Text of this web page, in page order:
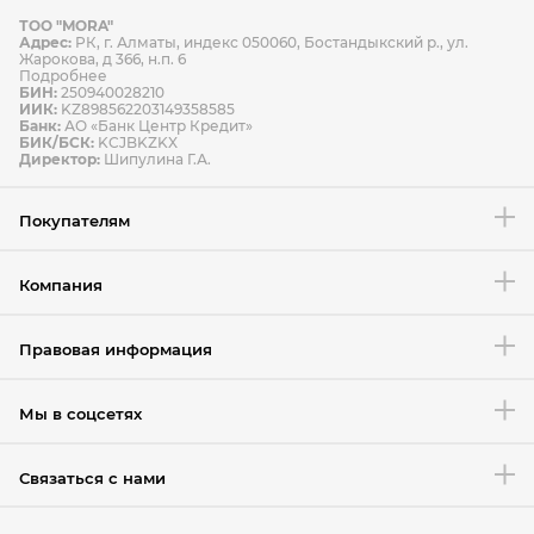
Способы оплаты Способы доставки
Условия возврата товара
ТОО "MORA"
Адрес: РК, г. Алматы, индекс 050060, Бостандыкский р., ул.
Жарокова, д 366, н.п. 6
Подробнее
БИН: 250940028210
ИИК: KZ898562203149358585
Банк: АО «Банк Центр Кредит»
БИК/БСК: KCJBKZKX
Директор: Шипулина Г.А.
Покупателям
Компания
Правовая информация
Мы в соцсетях
Связаться с нами